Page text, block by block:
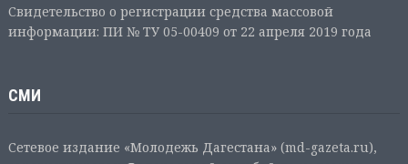
Свидетельство о регистрации средства массовой
информации: ПИ № ТУ 05-00409 от 22 апреля 2019 года
СМИ
Сетевое издание «Молодежь Дагестана» (md-gazeta.ru),